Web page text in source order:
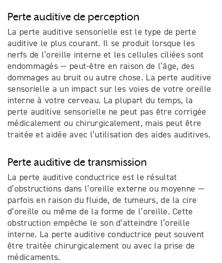
Perte auditive de perception
La perte auditive sensorielle est le type de perte
auditive le plus courant. Il se produit lorsque les
nerfs de l’oreille interne et les cellules ciliées sont
endommagés — peut-être en raison de l’âge, des
dommages au bruit ou autre chose. La perte auditive
sensorielle a un impact sur les voies de votre oreille
interne à votre cerveau. La plupart du temps, la
perte auditive sensorielle ne peut pas être corrigée
médicalement ou chirurgicalement, mais peut être
traitée et aidée avec l’utilisation des aides auditives.
Perte auditive de transmission
La perte auditive conductrice est le résultat
d’obstructions dans l’oreille externe ou moyenne —
parfois en raison du fluide, de tumeurs, de la cire
d’oreille ou même de la forme de l’oreille. Cette
obstruction empêche le son d’atteindre l’oreille
interne. La perte auditive conductrice peut souvent
être traitée chirurgicalement ou avec la prise de
médicaments.